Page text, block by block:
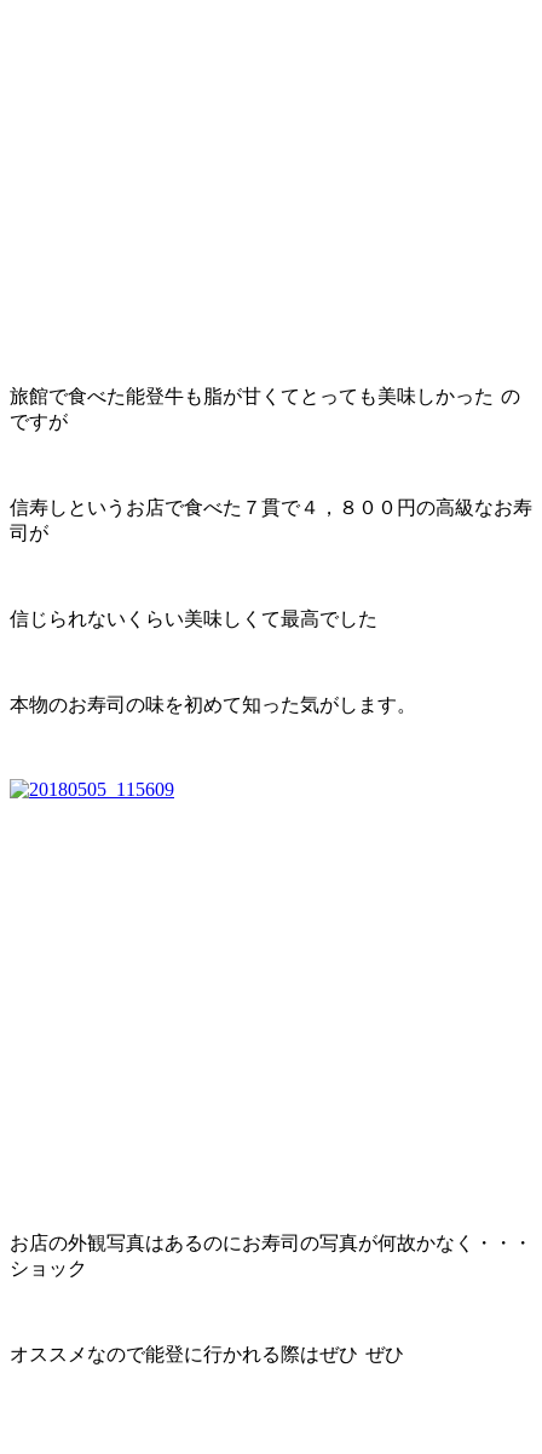
旅館で食べた能登牛も脂が甘くてとっても美味しかった の
ですが
信寿しというお店で食べた７貫で４，８００円の高級なお寿
司が
信じられないくらい美味しくて最高でした
本物のお寿司の味を初めて知った気がします。
お店の外観写真はあるのにお寿司の写真が何故かなく・・・
ショック
オススメなので能登に行かれる際はぜひ ぜひ